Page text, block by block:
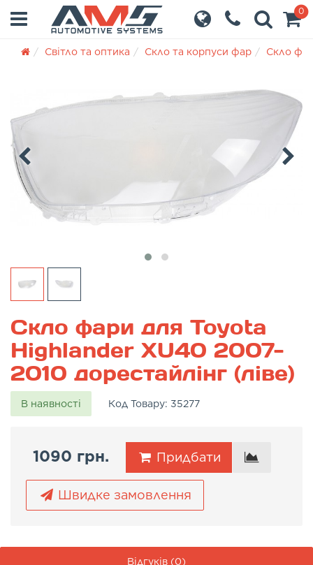
0
Світло та оптика Скло та корпуси фар Скло
Скло фари для Toyota
Highlander XU40 2007-
2010 дорестайлінг (ліве)
В наявності Код Товару: 35277
1090 грн. Придбати
Швидке замовлення
Відгуків (0)